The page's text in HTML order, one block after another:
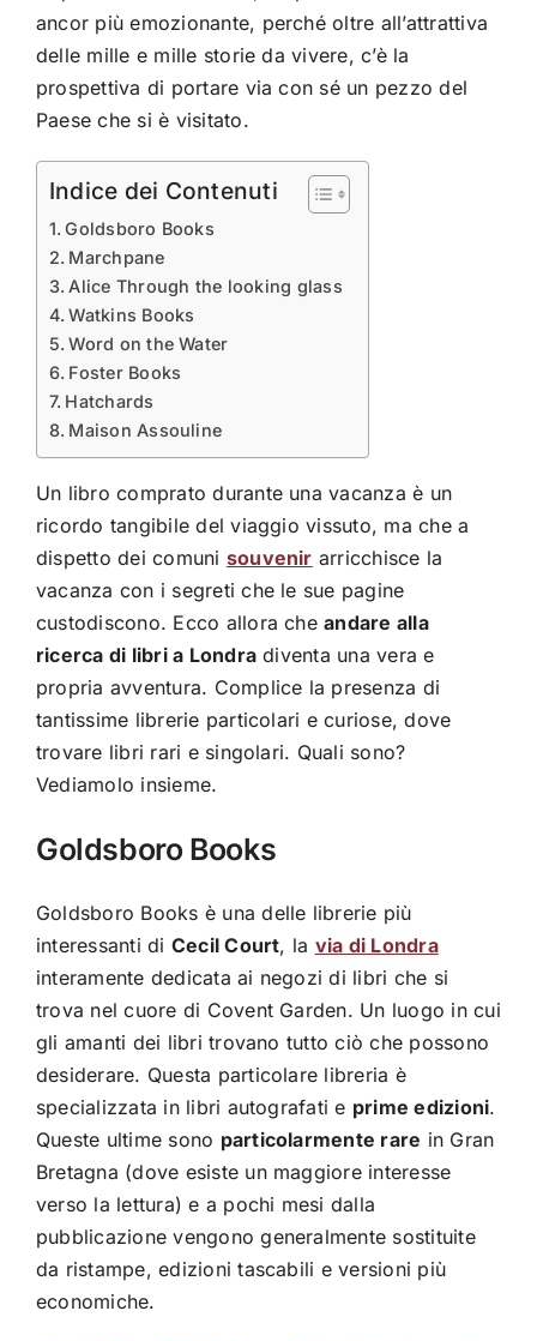
ancor più emozionante, perché oltre all’attrattiva
delle mille e mille storie da vivere, c’è la
prospettiva di portare via con sé un pezzo del
Paese che si è visitato.
Indice dei Contenuti
Goldsboro Books
Marchpane
Alice Through the looking glass
Watkins Books
Word on the Water
Foster Books
Hatchards
Maison Assouline
Un libro comprato durante una vacanza è un
ricordo tangibile del viaggio vissuto, ma che a
dispetto dei comuni souvenir arricchisce la
vacanza con i segreti che le sue pagine
custodiscono. Ecco allora cheandare alla
ricerca di libri a Londradiventa una vera e
propria avventura. Complice la presenza di
tantissime librerie particolari e curiose, dove
trovare libri rari e singolari. Quali sono?
Vediamolo insieme.
Goldsboro Books
Goldsboro Books è una delle librerie più
interessanti di Cecil Court, la via di Londra
interamente dedicata ai negozi di libri che si
trova nel cuore di Covent Garden. Un luogo in cui
gli amanti dei libri trovano tutto ciò che possono
desiderare. Questa particolare libreria è
specializzata in libri autografati e prime edizioni.
Queste ultime sono particolarmente rare in Gran
Bretagna (dove esiste un maggiore interesse
verso la lettura) e a pochi mesi dalla
pubblicazione vengono generalmente sostituite
da ristampe, edizioni tascabili e versioni più
economiche.